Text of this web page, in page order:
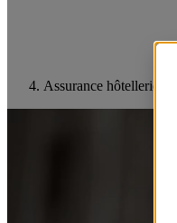
Assurance hôtellerie et